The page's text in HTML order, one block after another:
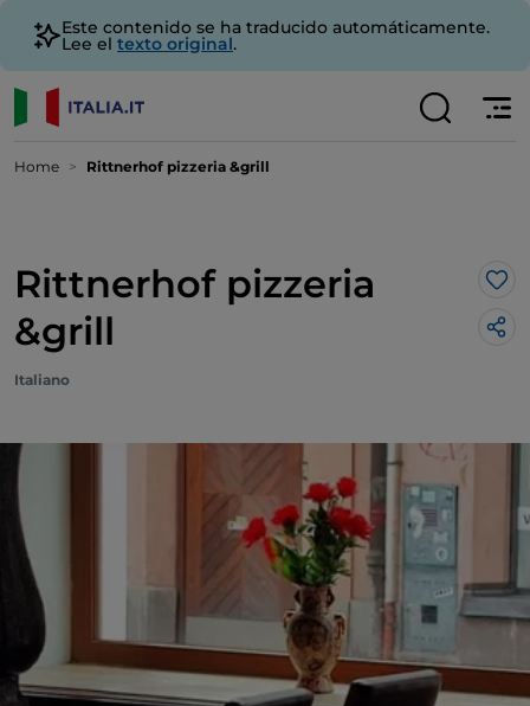
Este contenido se ha traducido automáticamente.
Lee el texto original.
Home Rittnerhof pizzeria &grill
Rittnerhof pizzeria
&grill
Me
Italiano